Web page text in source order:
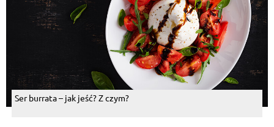
Ser burrata – jak jeść? Z czym?